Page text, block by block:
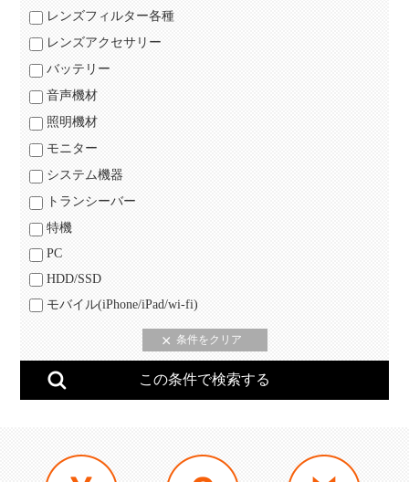
レンズフィルター各種
レンズアクセサリー
バッテリー
音声機材
照明機材
モニター
システム機器
トランシーバー
特機
PC
HDD/SSD
モバイル(iPhone/iPad/wi-fi)